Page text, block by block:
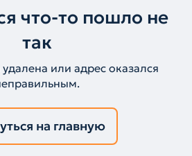
что-то пошло не
так
или адрес оказался
на главную